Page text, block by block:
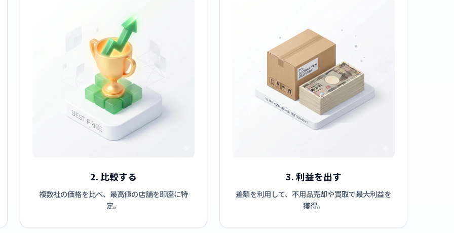
2. 比較する
複数社の価格を比べ、最高値の店舗を即座に特
定。
3. 利益を出す
差額を利用して、不用品売却や買取で最大利益を
獲得。